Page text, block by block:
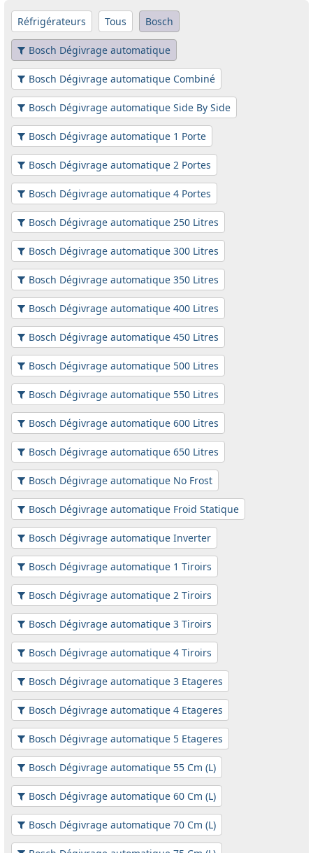
Réfrigérateurs Tous Bosch
Bosch Dégivrage automatique
Bosch Dégivrage automatique Combiné
Bosch Dégivrage automatique Side By Side
Bosch Dégivrage automatique 1 Porte
Bosch Dégivrage automatique 2 Portes
Bosch Dégivrage automatique 4 Portes
Bosch Dégivrage automatique 250 Litres
Bosch Dégivrage automatique 300 Litres
Bosch Dégivrage automatique 350 Litres
Bosch Dégivrage automatique 400 Litres
Bosch Dégivrage automatique 450 Litres
Bosch Dégivrage automatique 500 Litres
Bosch Dégivrage automatique 550 Litres
Bosch Dégivrage automatique 600 Litres
Bosch Dégivrage automatique 650 Litres
Bosch Dégivrage automatique No Frost
Bosch Dégivrage automatique Froid Statique
Bosch Dégivrage automatique Inverter
Bosch Dégivrage automatique 1 Tiroirs
Bosch Dégivrage automatique 2 Tiroirs
Bosch Dégivrage automatique 3 Tiroirs
Bosch Dégivrage automatique 4 Tiroirs
Bosch Dégivrage automatique 3 Etageres
Bosch Dégivrage automatique 4 Etageres
Bosch Dégivrage automatique 5 Etageres
Bosch Dégivrage automatique 55 Cm (L)
Bosch Dégivrage automatique 60 Cm (L)
Bosch Dégivrage automatique 70 Cm (L)